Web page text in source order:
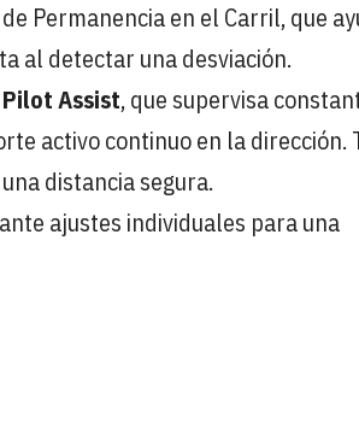
Permanencia en el Carril, que
al detectar una desviación.
Pilot Assist, que supervisa
activo continuo en la dirección.
distancia segura.
ajustes individuales para una